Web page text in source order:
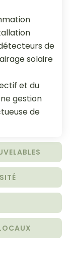
de
solaire
et du
gestion
de